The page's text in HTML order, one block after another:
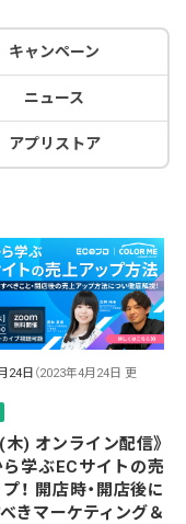
キャンペーン
ニュース
アプリストア
24日 （2023年4月24日 更
木) オンライン配信》
学ぶECサイトの売
！ 開店時・開店後に
きマーケティング＆